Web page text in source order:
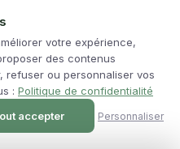
votre expérience,
des contenus
refuser ou personnaliser vos
: Politique de confidentialité
accepter Personnaliser